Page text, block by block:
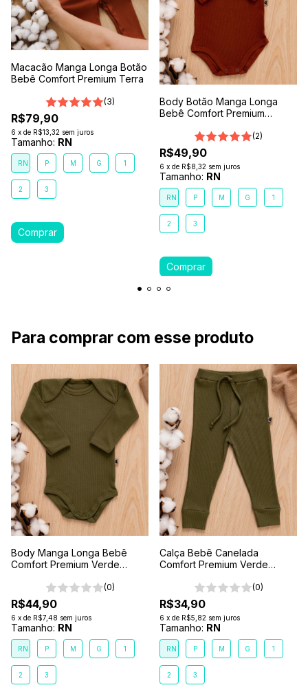
Macacão Manga Longa Botão
Bebê Comfort Premium Terra
(3)
R$79,90
6 x de R$13,32 sem juros
Tamanho: RN
RN P M G 1
2 3
Body Botão Manga Longa
Bebê Comfort Premium
(2)
R$49,90
6 x de R$8,32 sem juros
Tamanho: RN
RN P M G 1
2 3
Para comprar com esse produto
Body Manga Longa Bebê
Comfort Premium Verde
(0)
R$44,90
6 x de R$7,48 sem juros
Tamanho: RN
RN P M G 1
2 3
Calça Bebê Canelada
Comfort Premium Verde
(0)
R$34,90
6 x de R$5,82 sem juros
Tamanho: RN
RN P M G 1
2 3